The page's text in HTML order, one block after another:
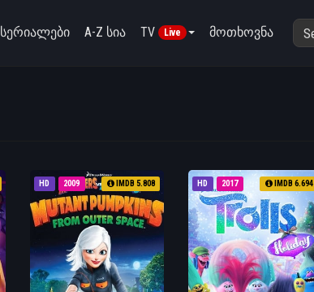
სერიალები A-Z სია TV Live მოთხოვნა
HD 2009 IMDB 5.808 HD 2017 IMDB 6.694